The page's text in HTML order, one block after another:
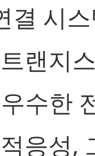
결 시
랜지
수한
응성,